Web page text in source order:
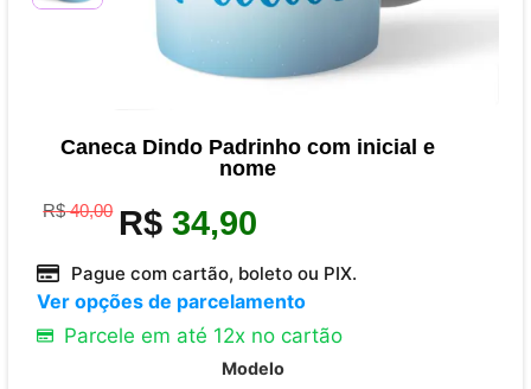
Caneca Dindo Padrinho com inicial e
nome
R$40,00 R$ 34,90
Pague com cartão, boleto ou PIX.
Ver opções de parcelamento
Parcele em até 12x no cartão
Modelo